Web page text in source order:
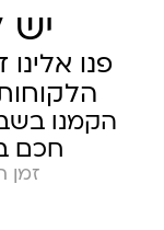
יש
פנו
הקמנו
חכם
זמן